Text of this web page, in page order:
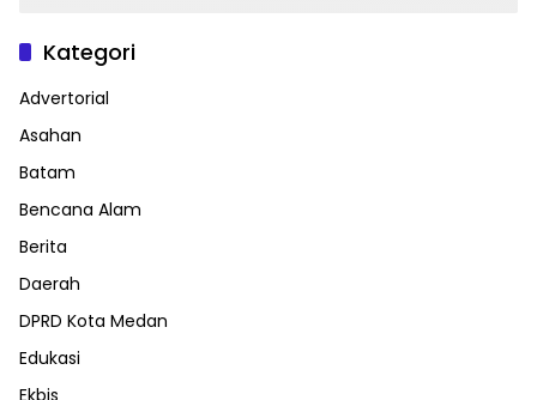
Kategori
Advertorial
Asahan
Batam
Bencana Alam
Berita
Daerah
DPRD Kota Medan
Edukasi
Ekbis